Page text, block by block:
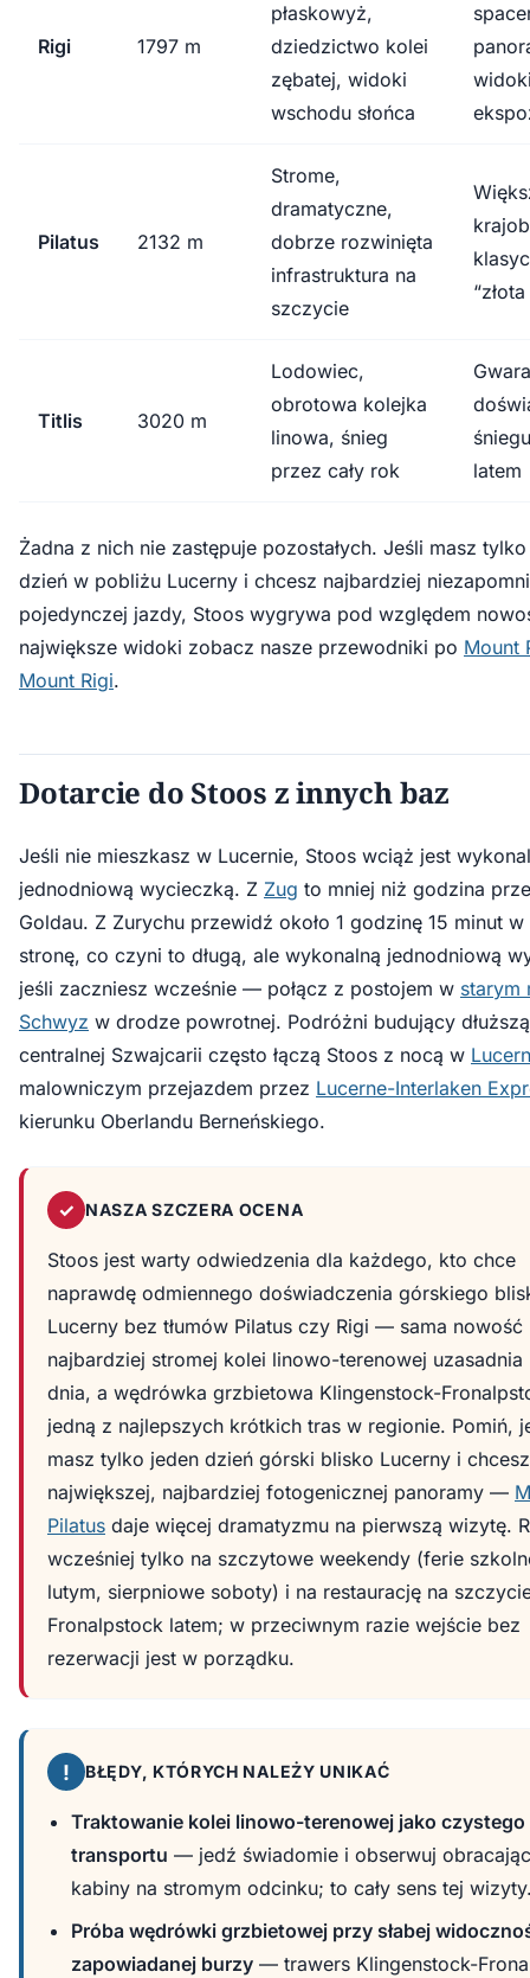
Rigi 1797 m
płaskowyż,
dziedzictwo kolei
zębatej, widoki
wschodu słońca
Pilatus 2132 m
Strome,
dramatyczne,
dobrze rozwinięta
infrastruktura na
szczycie
Titlis 3020 m
Lodowiec,
obrotowa kolejka
linowa, śnieg
przez cały rok
latem
Żadna z nich nie zastępuje pozostałych. Jeśli masz
dzień w pobliżu Lucerny i chcesz najbardziej
pojedynczej jazdy, Stoos wygrywa pod względem
największe widoki zobacz nasze przewodniki po Mount
Mount Rigi.
Dotarcie do Stoos z innych baz
Jeśli nie mieszkasz w Lucernie, Stoos wciąż jest
jednodniową wycieczką. Z Zug to mniej niż godzina
Goldau. Z Zurychu przewidź około 1 godzinę 15 minut
stronę, co czyni to długą, ale wykonalną jednodniową
jeśli zaczniesz wcześnie — połącz z postojem w starym
Schwyz w drodze powrotnej. Podróżni budujący
centralnej Szwajcarii często łączą Stoos z nocą w
malowniczym przejazdem przez Lucerne-Interlaken
kierunku Oberlandu Berneńskiego.
✓ NASZA SZCZERA OCENA
Stoos jest warty odwiedzenia dla każdego, kto chce
naprawdę odmiennego doświadczenia górskiego
Lucerny bez tłumów Pilatus czy Rigi — sama nowość
najbardziej stromej kolei linowo-terenowej uzasadnia
dnia, a wędrówka grzbietowa Klingenstock-
jedną z najlepszych krótkich tras w regionie. Pomiń,
masz tylko jeden dzień górski blisko Lucerny i chcesz
największej, najbardziej fotogenicznej panoramy —
Pilatus daje więcej dramatyzmu na pierwszą wizytę.
wcześniej tylko na szczytowe weekendy (ferie
lutym, sierpniowe soboty) i na restaurację na
Fronalpstock latem; w przeciwnym razie wejście bez
rezerwacji jest w porządku.
! BŁĘDY, KTÓRYCH NALEŻY UNIKAĆ
Traktowanie kolei linowo-terenowej jako czystego
transportu — jedź świadomie i obserwuj
kabiny na stromym odcinku; to cały sens tej
Próba wędrówki grzbietowej przy słabej
zapowiadanej burzy — trawers Klingenstock-